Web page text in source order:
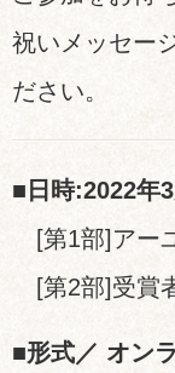
祝いメッセー
ださい。
■日時:2022年
[第1部]アー
[第2部]受賞
■形式／ オン